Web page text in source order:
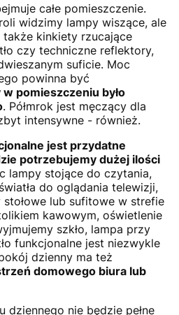
całe pomieszczenie.
widzimy lampy wiszące, ale
kinkiety rzucające
czy techniczne reflektory,
suficie. Moc
powinna być
w pomieszczeniu było
. Półmrok jest męczący dla
intensywne - również.
jest przydatne
potrzebujemy dużej ilości
lampy stojące do czytania,
do oglądania telewizji,
lub sufitowe w strefie
kawowym, oświetlenie
szkło, lampa przy
funkcjonalne jest niezwykle
dzienny ma też
domowego biura lub
dziennego nie będzie pełne